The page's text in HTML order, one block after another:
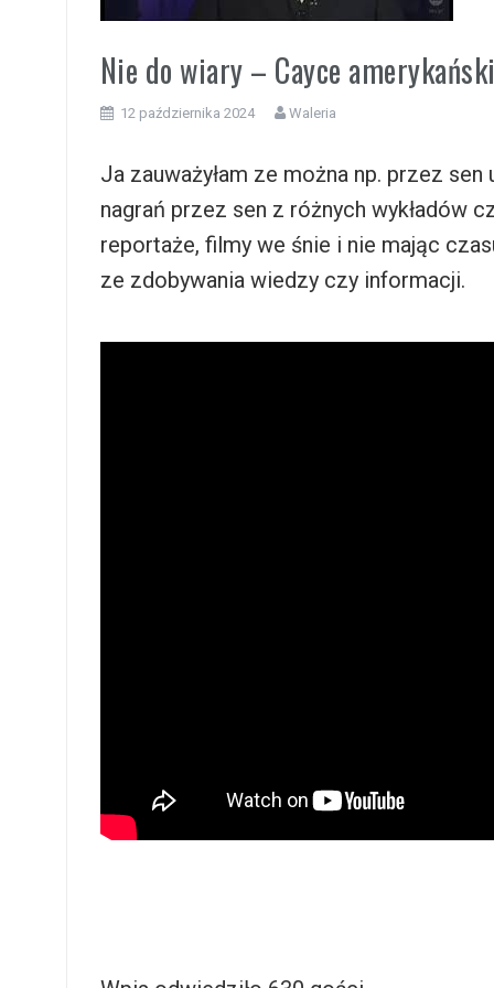
Nie do wiary – Cayce
12 października 2024 Waleria
Ja zauważyłam ze można np. przez
nagrań przez sen z różnych wykładów
reportaże, filmy we śnie i nie mając
ze zdobywania wiedzy czy informacji.